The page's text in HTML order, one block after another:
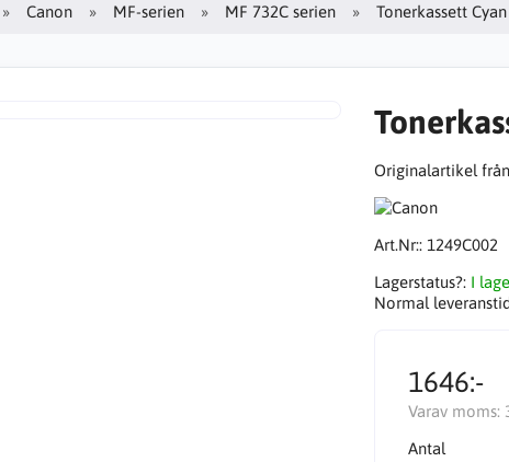
Canon MF-serien MF 732C serien Tonerkassett
Originalartikel
Art.Nr:: 1249C002
Lagerstatus?: I
Normal
1646:-
Varav moms:
Antal